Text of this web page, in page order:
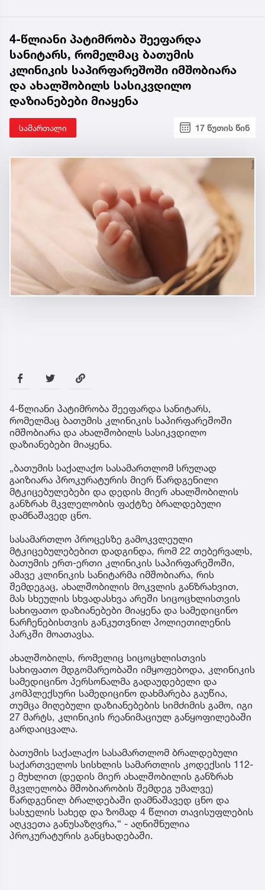
4-წლიანი პატიმრობა შეეფარდა
სანიტარს, რომელმაც ბათუმის
კლინიკის საპირფარეშოში იმშობიარა
და ახალშობილს სასიკვდილო
დაზიანებები მიაყენა
სამართალი 17 წუთის წინ
4-წლიანი პატიმრობა შეეფარდა სანიტარს,
რომელმაც ბათუმის კლინიკის საპირფარეშოში
იმშობიარა და ახალშობილს სასიკვდილო
დაზიანებები მიაყენა.
„ბათუმის საქალაქო სასამართლომ სრულად
გაიზიარა პროკურატურის მიერ წარდგენილი
მტკიცებულებები და დედის მიერ ახალშობილის
განზრახ მკვლელობის ფაქტზე ბრალდებული
დამნაშავედ ცნო.
სასამართლო პროცესზე გამოკვლეული
მტკიცებულებებით დადგინდა, რომ 22 თებერვალს,
ბათუმის ერთ-ერთი კლინიკის საპირფარეშოში,
ამავე კლინიკის სანიტარმა იმშობიარა, რის
შემდეგაც, ახალშობილის მოკვლის განზრახვით,
მას სხეულის სხვადასხვა არეში სიცოცხლისთვის
სახიფათო დაზიანებები მიაყენა და სამედიცინო
ნარჩენებისთვის განკუთვნილ პოლიეთილენის
პარკში მოათავსა.
ახალშობილს, რომელიც სიცოცხლისთვის
სახიფათო მდგომარეობაში იმყოფებოდა, კლინიკის
სამედიცინო პერსონალმა გადაუდებელი და
კომპლექსური სამედიცინო დახმარება გაუწია,
თუმცა მიღებული დაზიანებების სიმძიმის გამო, იგი
27 მარტს, კლინიკის რეანიმაციულ განყოფილებაში
გარდაიცვალა.
ბათუმის საქალაქო სასამართლომ ბრალდებული
საქართველოს სისხლის სამართლის კოდექსის 112-
ე მუხლით (დედის მიერ ახალშობილის განზრახ
მკვლელობა მშობიარობის შემდეგ უმალვე)
წარდგენილ ბრალდებაში დამნაშავედ ცნო და
სასჯელის სახედ და ზომად 4 წლით თავისუფლების
აღკვეთა განუსაზღვრა,“ - აღნიშნულია
პროკურატურის განცხადებაში.